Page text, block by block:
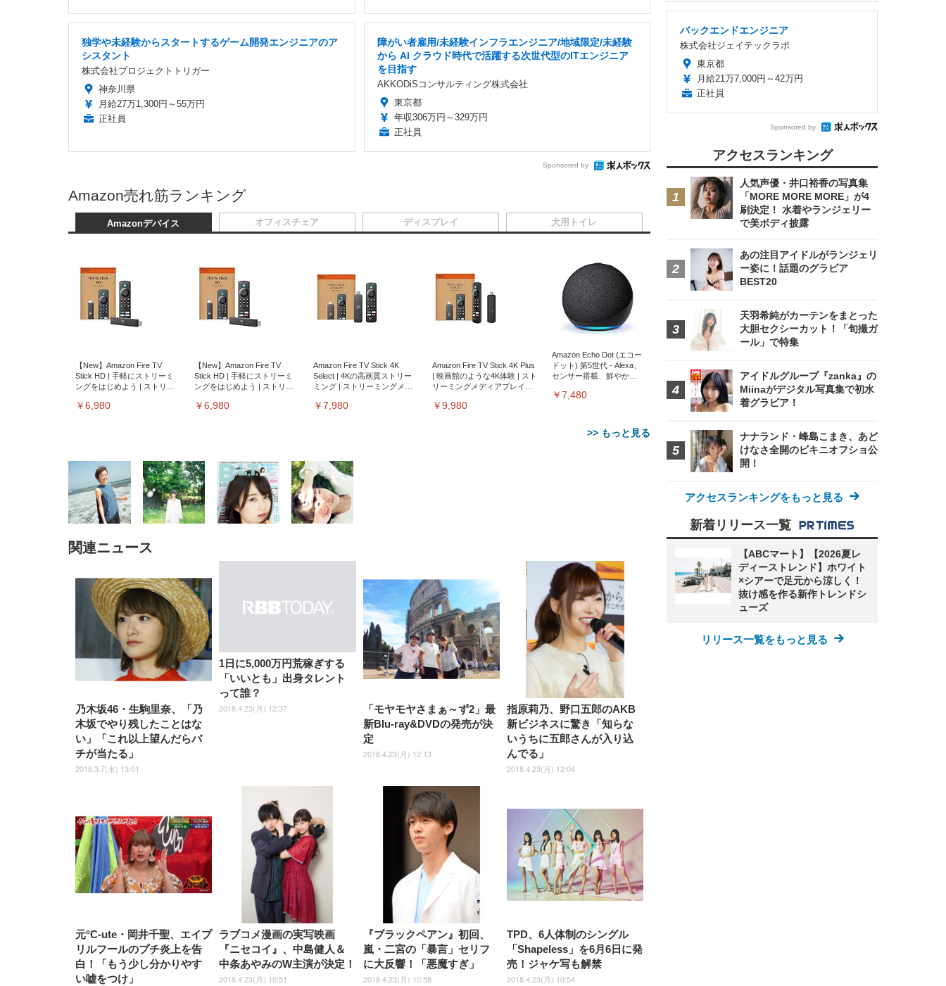
独学や未経験からスタートするゲーム開発エンジニアのア
シスタント
株式会社プロジェクトトリガー
神奈川県
月給27万1,300円～55万円
正社員
障がい者雇用/未経験インフラエンジニア/地域限定/未経験
から AI クラウド時代で活躍する次世代型のITエンジニア
を目指す
AKKODiSコンサルティング株式会社
東京都
年収306万円～329万円
正社員
Sponsored by
Amazon売れ筋ランキング
Amazonデバイス
【New】Amazon Fire TV
Stick HD | 手軽にストリーミ
ングをはじめよう | ストリー
￥6,980
【New】Amazon Fire TV
Stick HD | 手軽にストリーミ
ングをはじめよう | ストリー
￥6,980
Amazon Fire TV Stick 4K
Select | 4Kの高画質ストリー
ミング | ストリーミングメデ
￥7,980
Amazon Fire TV Stick 4K Plus
| 映画館のような4K体験 | スト
リーミングメディアプレイヤ
￥9,980
Amazon Echo Dot (エコー
ドット) 第5世代 - Alexa、
センサー搭載、鮮やかな
￥7,480
>> もっと見る
オフィスチェア
子 テレワーク 疲れない 跳ね
上げ式アームレスト コンパク
ト 約105度ロッキング pc 事務
椅子 360度回転 座面昇降 強化
ナイロン樹脂ベース 通気性メ
ッシュ 在宅ワーク H-
WY01(黒網+黒枠+黒足)
￥5,699
／デスクチェア メッシュチェ
ア 人間工学 疲れない ブラッ
ク
￥27,999
チェア 疲れない テレワーク
チェア 強化バックレスト 30
度ロッキング機能 人間工学 椅
子 腰サポート 90度跳ね上げ
式アームレスト 3Dヘッドレス
ト ハンガー付き 高反発クッシ
ョン PCチェア 通気性メッシ
ュ ゲーミング/勉強/事務用 お
しゃれ パソコンチェア (ブラ
ック)
￥7,680
Sezlife オフィスチェア デスク
チェア 疲れない テレワーク
チェア 強化バックレスト 30度
ロッキング機能 人間工学 椅子
腰サポート 90度跳ね上げ式ア
ームレスト 3Dヘッドレスト
ハンガー付き 高反発クッショ
ン PCチェア 通気性メッシュ
ゲーミング/勉強/事務用 おし
ゃれ パソコンチェア (ホワイ
ト)
￥7,680
ANDWINT オフィスチェ
ア デスクチェア 肘なし メ
ッシュ 通気性 ランバーサ
ポート付き 腰サポート ガ
ス圧無段階昇降 360度回
転 キャスター付き コンパ
クト 幅52×奥行58.5×高さ
84～96cm テレワーク 在
宅勤務 ブラック
￥4,139
ディスプレイ
EV3240X-WT | 31.5型4K
UHD・USB Type-C・ホワイ
￥105,595
EV2740X-WT | 27.0型4K
UHD・USB Type-C・ホワイ
ト
￥109,572
ク付き（CFI-ZDM1J）
￥49,979
ニター フル
HD（1920×1080）VA 非光
沢 HDMI/DisplayPort/VGA
スピーカー内蔵 高さ調整 ス
イベル VESA対応
ComfortView ビジネス向け
￥15,800
【MiniLED/24.5inch/280Hz/FHD】
GRAPHT THE SHOOTER
Gaming Monitor 24” Essential ゲ
ーミングモニター QD 24.5インチ
1ms FHD 量子ドット 残像低減 (3
年保証 | 輝点保証 | 日本メーカー)
￥34,980
犬用トイレ
ーツ 薄型 レギュラー 1回使い
捨て 無香料 ホワイト 300枚
￥3,373
ーツ 厚型 ワイド 42枚x2袋(84
枚) ホワイト(吸収面:ライトブ
ルー)
￥3,234
ツ L 中型犬用 26枚入り 単品
￥1,800
Smart Basic(スマートベーシ
ック) 【Amazon.co.jp限定】
Smart Basic アイリスオーヤマ
ペットシーツ 超厚型 お徳用
ワイド 100枚入 (x 1) (ケース
販売)
￥3,670
アイリスオーヤマ ペット
シーツ 超厚型 お徳用 レギ
ュラー 200枚入
【Amazon.co.jp限定】
￥3,731
関連ニュース
乃木坂46・生駒里奈、「乃
木坂でやり残したことはな
い」「これ以上望んだらバ
チが当たる」
2018.3.7(水) 13:01
1日に5,000万円荒稼ぎする
「いいとも」出身タレント
って誰？
2018.4.23(月) 12:37
「モヤモヤさまぁ～ず2」最
新Blu-ray&DVDの発売が決
定
2018.4.23(月) 12:13
指原莉乃、野口五郎のAKB
新ビジネスに驚き「知らな
いうちに五郎さんが入り込
んでる」
2018.4.23(月) 12:04
元°C-ute・岡井千聖、エイプ
リルフールのプチ炎上を告
白！「もう少し分かりやす
い嘘をつけ」
ラブコメ漫画の実写映画
『ニセコイ』、中島健人＆
中条あやみのW主演が決定！
2018.4.23(月) 10:51
『ブラックペアン』初回、
嵐・二宮の「暴言」セリフ
に大反響！「悪魔すぎ」
2018.4.23(月) 10:58
TPD、6人体制のシングル
「Shapeless」を6月6日に発
売！ジャケ写も解禁
2018.4.23(月) 10:54
バックエンドエンジニア
株式会社ジェイテックラボ
東京都
月給21万7,000円～42万円
正社員
Sponsored by
アクセスランキング
人気声優・井口裕香の写真集
「MORE MORE MORE」が4
刷決定！ 水着やランジェリー
で美ボディ披露
あの注目アイドルがランジェリ
ー姿に！話題のグラビア
BEST20
天羽希純がカーテンをまとった
大胆セクシーカット！「旬撮ガ
ール」で特集
アイドルグループ『zanka』の
Miinaがデジタル写真集で初水
着グラビア！
ナナランド・峰島こまき、あど
けなさ全開のビキニオフショ公
開！
アクセスランキングをもっと見る
新着リリース一覧
【ABCマート】【2026夏レ
ディーストレンド】ホワイト
×シアーで足元から涼しく！
抜け感を作る新作トレンドシ
ューズ
リリース一覧をもっと見る